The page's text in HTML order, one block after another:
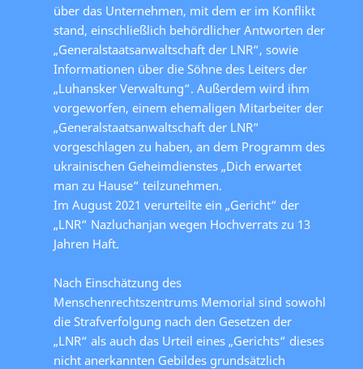
über das Unternehmen, mit dem er im Konflikt
stand, einschließlich behördlicher Antworten der
„Generalstaatsanwaltschaft der LNR“, sowie
Informationen über die Söhne des Leiters der
„Luhansker Verwaltung“. Außerdem wird ihm
vorgeworfen, einem ehemaligen Mitarbeiter der
„Generalstaatsanwaltschaft der LNR“
vorgeschlagen zu haben, an dem Programm des
ukrainischen Geheimdienstes „Dich erwartet
man zu Hause“ teilzunehmen.
Im August 2021 verurteilte ein „Gericht“ der
„LNR“ Nazluchanjan wegen Hochverrats zu 13
Jahren Haft.
Nach Einschätzung des
Menschenrechtszentrums Memorial sind sowohl
die Strafverfolgung nach den Gesetzen der
„LNR“ als auch das Urteil eines „Gerichts“ dieses
nicht anerkannten Gebildes grundsätzlich